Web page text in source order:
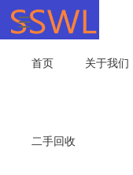
首页 关于我们
二手回收